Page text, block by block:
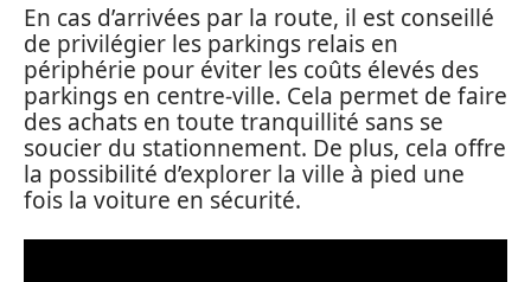
En cas d’arrivées par la route, il est conseillé
de privilégier les parkings relais en
périphérie pour éviter les coûts élevés des
parkings en centre-ville. Cela permet de faire
des achats en toute tranquillité sans se
soucier du stationnement. De plus, cela offre
la possibilité d’explorer la ville à pied une
fois la voiture en sécurité.